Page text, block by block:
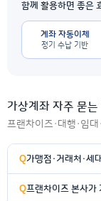
함께 활용하면 좋은
계좌 자동이체
정기 수납 기반
가상계좌 자주 묻는
프랜차이즈·대행·임
가맹점·거래처·세
프랜차이즈 본사가